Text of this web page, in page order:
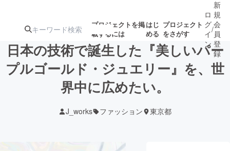
プロジェクトを掲
載するには
はじ
める
プロジェクト
をさがす
注目のリ 注目の新着プロ募集終了が近いプ
ロ
グ
イ
ン
/
新
規
会
員
登
録
日本の技術で誕生した『美しいパー
プルゴールド・ジュエリー』を、世
界中に広めたい。
J_works ファッション 東京都